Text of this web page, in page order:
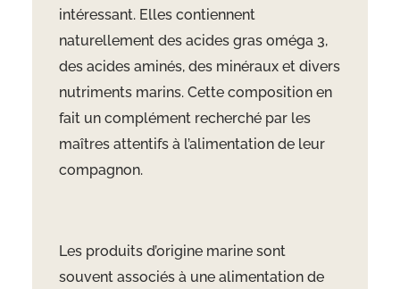
intéressant. Elles contiennent
naturellement des acides gras oméga 3,
des acides aminés, des minéraux et divers
nutriments marins. Cette composition en
fait un complément recherché par les
maîtres attentifs à l’alimentation de leur
compagnon.
Les produits d’origine marine sont
souvent associés à une alimentation de